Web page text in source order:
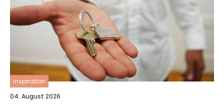
inspiration
04. August 2026